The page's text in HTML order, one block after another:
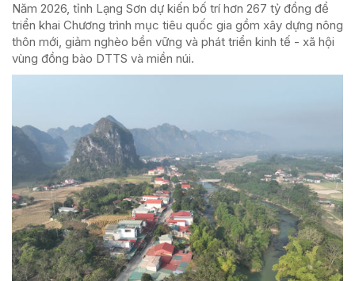
Năm 2026, tỉnh Lạng Sơn dự kiến bố trí hơn 267 tỷ đồng để
triển khai Chương trình mục tiêu quốc gia gồm xây dựng nông
thôn mới, giảm nghèo bền vững và phát triển kinh tế - xã hội
vùng đồng bào DTTS và miền núi.